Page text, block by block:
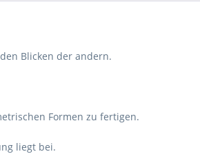
Blicken der andern.
Formen zu fertigen.
liegt bei.